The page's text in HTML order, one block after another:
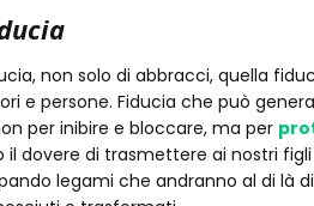
non solo di abbracci, quella
e persone. Fiducia che può
per inibire e bloccare, ma per
il dovere di trasmettere ai nostri
legami che andranno al di là